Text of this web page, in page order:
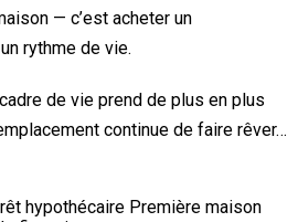
— c’est acheter un
rythme de vie.
de vie prend de plus en plus
continue de faire rêver…
hypothécaire Première maison